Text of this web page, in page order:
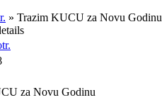
» Trazim KUCU za Novu Godinu
za Novu Godinu